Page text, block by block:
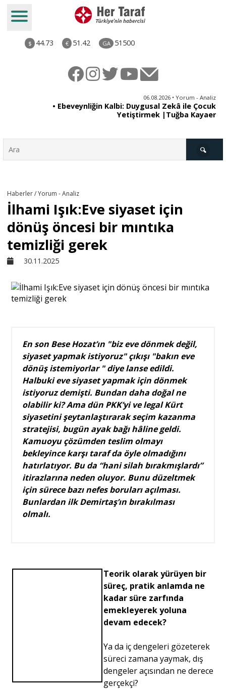
$ 44.73 € 51.42 GA 51500
06.08.2026 • Yorum - Analiz
• Ebeveynliğin Kalbi: Duygusal Zekâ ile Çocuk
Yetiştirmek |Tuğba Kayaer
Derkenar
Sivil Toplum
Kültür - Sanat
Dünya
Yorum - Analiz
Söyleşi
Yazı Dizisi
Portre
Eğitim
Dosya Haber
Ankara Analiz
Sağlık
Haberler / Yorum - Analiz
İlhami Işık:Eve siyaset için
dönüş öncesi bir mıntıka
temizliği gerek
30.11.2025
En son Bese Hozat’ın "biz eve dönmek değil,
siyaset yapmak istiyoruz" çıkışı "bakın eve
dönüş istemiyorlar " diye lanse edildi.
Halbuki eve siyaset yapmak için dönmek
istiyoruz demişti. Bundan daha doğal ne
olabilir ki? Ama dün PKK’yi ve legal Kürt
siyasetini şeytanlaştırarak seçim kazanma
stratejisi, bugün ayak bağı hâline geldi.
Kamuoyu çözümden teslim olmayı
bekleyince karşı taraf da öyle olmadığını
hatırlatıyor. Bu da “hani silah bırakmışlardı”
itirazlarına neden oluyor. Bunu düzeltmek
için sürece bazı nefes boruları açılması.
Bunlardan ilk Demirtaş’ın bırakılması
olmalı.
Teorik olarak yürüyen bir
süreç, pratik anlamda ne
kadar süre zarfında
emekleyerek yoluna
devam edecek?
Ya da iç dengeleri gözeterek
süreci zamana yaymak, dış
dengeler açısından ne derece
gerçekçi?